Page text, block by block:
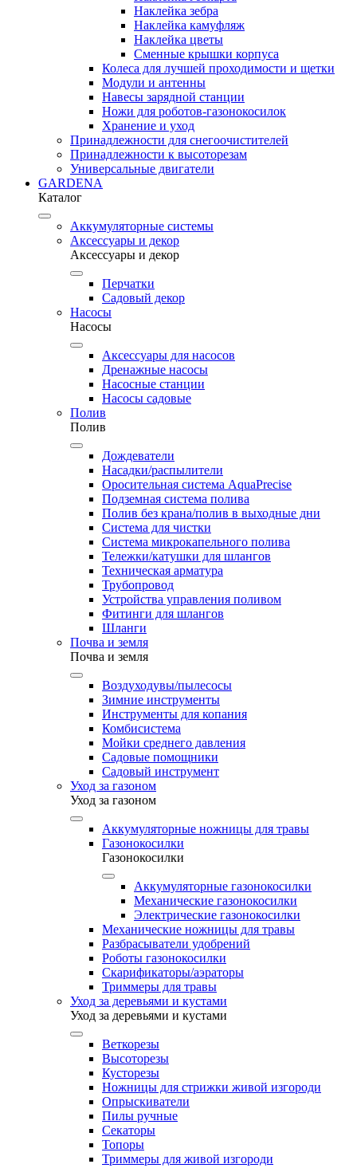
Наклейка зебра
Наклейка камуфляж
Наклейка цветы
Сменные крышки корпуса
Колеса для лучшей проходимости и щетки
Модули и антенны
Навесы зарядной станции
Ножи для роботов-газонокосилок
Хранение и уход
Принадлежности для снегоочистителей
Принадлежности к высоторезам
Универсальные двигатели
GARDENA
Каталог
Аккумуляторные системы
Аксессуары и декор
Аксессуары и декор
Перчатки
Садовый декор
Насосы
Насосы
Аксессуары для насосов
Дренажные насосы
Насосные станции
Насосы садовые
Полив
Полив
Дождеватели
Насадки/распылители
Оросительная система AquaPrecise
Подземная система полива
Полив без крана/полив в выходные дни
Система для чистки
Система микрокапельного полива
Тележки/катушки для шлангов
Техническая арматура
Трубопровод
Устройства управления поливом
Фитинги для шлангов
Шланги
Почва и земля
Почва и земля
Воздуходувы/пылесосы
Зимние инструменты
Инструменты для копания
Комбисистема
Мойки среднего давления
Садовые помощники
Садовый инструмент
Уход за газоном
Уход за газоном
Аккумуляторные ножницы для травы
Газонокосилки
Газонокосилки
Аккумуляторные газонокосилки
Механические газонокосилки
Электрические газонокосилки
Механические ножницы для травы
Разбрасыватели удобрений
Роботы газонокосилки
Скарификаторы/аэраторы
Триммеры для травы
Уход за деревьями и кустами
Уход за деревьями и кустами
Веткорезы
Высоторезы
Кусторезы
Ножницы для стрижки живой изгороди
Опрыскиватели
Пилы ручные
Секаторы
Топоры
Триммеры для живой изгороди